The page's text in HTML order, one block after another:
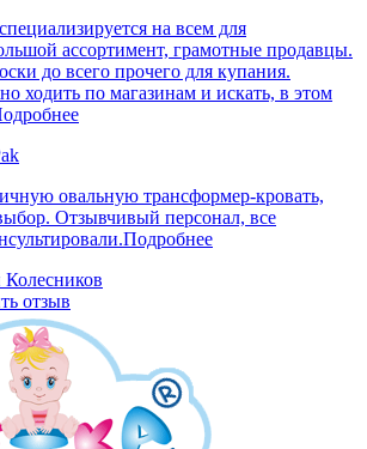
на всем для
ассортимент, грамотные продавцы.
до всего прочего для купания.
ходить по магазинам и искать, в этом
овальную трансформер-кровать,
Отзывчивый персонал, все
Подробнее
Колесников
отзыв